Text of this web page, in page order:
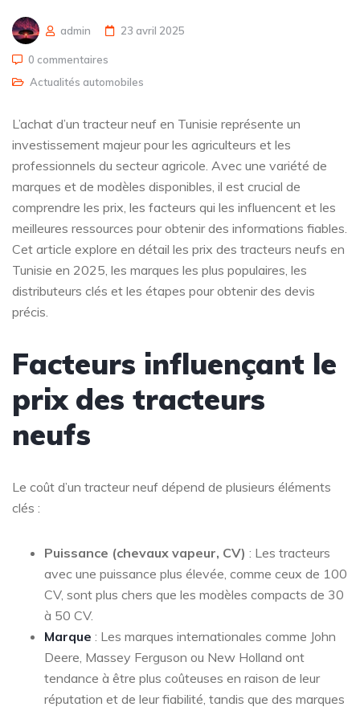
admin 23 avril 2025
0 commentaires
Actualités automobiles
L’achat d’un tracteur neuf en Tunisie représente un
investissement majeur pour les agriculteurs et les
professionnels du secteur agricole. Avec une variété de
marques et de modèles disponibles, il est crucial de
comprendre les prix, les facteurs qui les influencent et les
meilleures ressources pour obtenir des informations fiables.
Cet article explore en détail les prix des tracteurs neufs en
Tunisie en 2025, les marques les plus populaires, les
distributeurs clés et les étapes pour obtenir des devis
précis.
Facteurs influençant le
prix des tracteurs
neufs
Le coût d’un tracteur neuf dépend de plusieurs éléments
clés :
Puissance (chevaux vapeur, CV) : Les tracteurs
avec une puissance plus élevée, comme ceux de 100
CV, sont plus chers que les modèles compacts de 30
à 50 CV.
Marque : Les marques internationales comme John
Deere, Massey Ferguson ou New Holland ont
tendance à être plus coûteuses en raison de leur
réputation et de leur fiabilité, tandis que des marques